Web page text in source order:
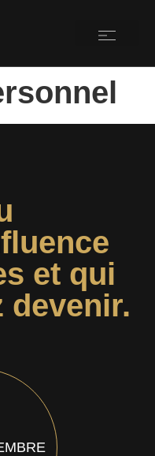
et qui
devenir.